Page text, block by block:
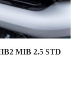
MIB 2.5 STD